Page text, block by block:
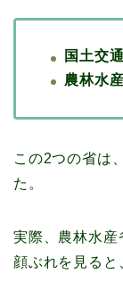
国土交
農林水
この2つの省は
た。
実際、農林水産
顔ぶれを見ると